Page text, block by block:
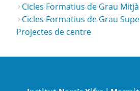
Cicles Formatius de Grau Mitjà
Cicles Formatius de Grau
Projectes de centre